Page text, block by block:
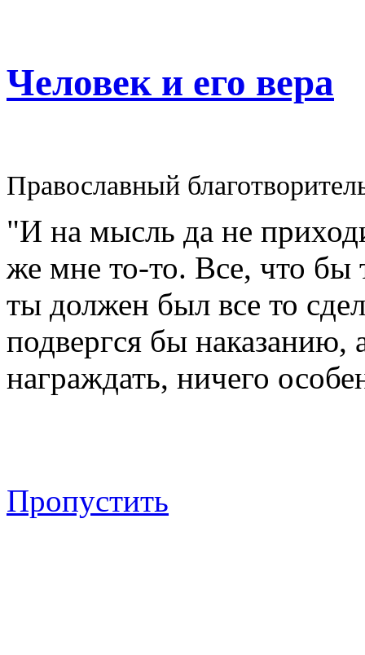
Человек и его вера
Православный
"И на мысль да не
же мне то-то. Все, что
ты должен был все то
подвергся бы наказанию,
награждать, ничего
Пропустить